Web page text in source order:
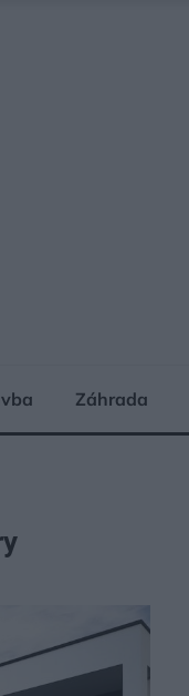
Záhrada